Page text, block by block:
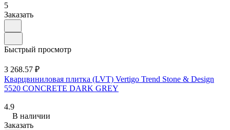
5
Заказать
Быстрый просмотр
3 268.57 ₽
Кварцвиниловая плитка (LVT) Vertigo Trend Stone & Design
5520 CONCRETE DARK GREY
4.9
В наличии
Заказать